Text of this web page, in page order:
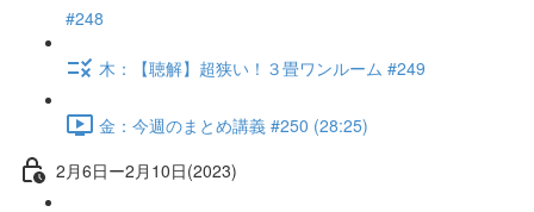
#248
木：【聴解】超狭い！３畳ワンルーム #249
金：今週のまとめ講義 #250 (28:25)
2月6日ー2月10日(2023)